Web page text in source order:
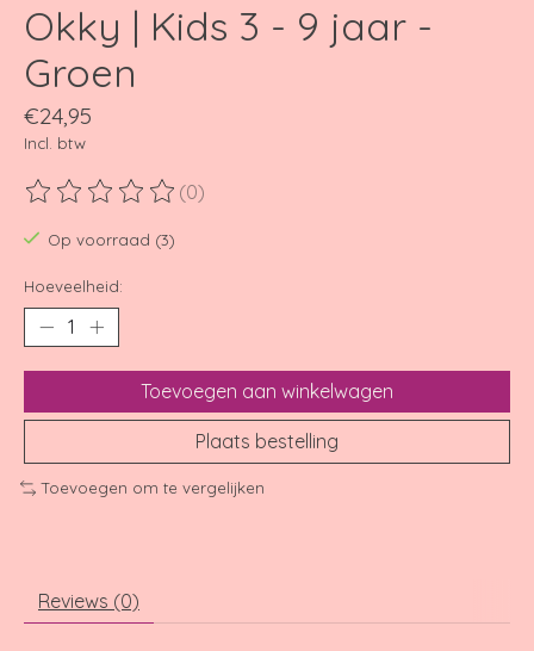
Okky | Kids 3 - 9 jaar -
Groen
€24,95
Incl. btw
De beoordeling van dit product is
(0)
Op voorraad (3)
Hoeveelheid:
Toevoegen aan winkelwagen
Plaats bestelling
Toevoegen om te vergelijken
Reviews (0)